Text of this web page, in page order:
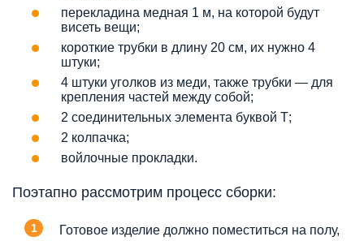
перекладина медная 1 м, на которой будут
висеть вещи;
короткие трубки в длину 20 см, их нужно 4
штуки;
4 штуки уголков из меди, также трубки — для
крепления частей между собой;
2 соединительных элемента буквой Т;
2 колпачка;
войлочные прокладки.
Поэтапно рассмотрим процесс сборки:
Готовое изделие должно поместиться на полу,